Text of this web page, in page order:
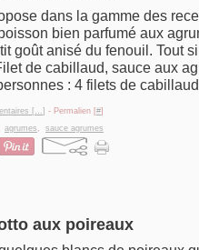
dans la gamme des
bien parfumé aux
goût anisé du fenouil. Tout
de cabillaud, sauce aux
: 4 filets de
[ …] - Permalien [#]
agrumes , sauce agrumes
aux poireaux